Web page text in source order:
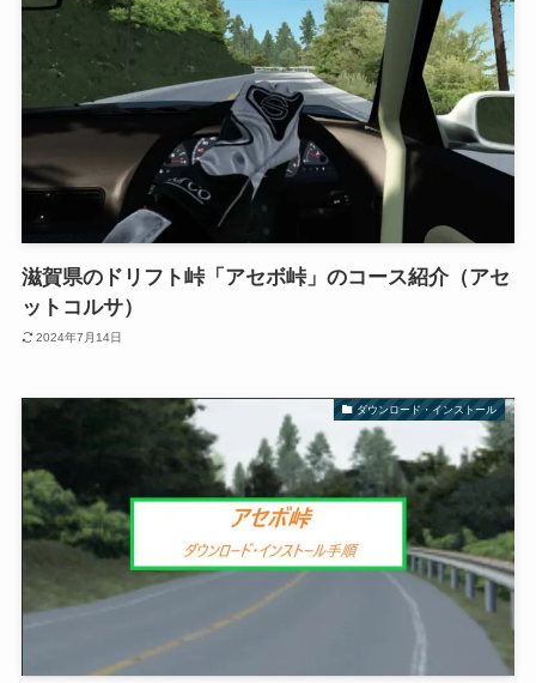
滋賀県のドリフト峠「アセボ峠」のコース紹介（アセ
ットコルサ）
2024年7月14日
ダウンロード・インストール